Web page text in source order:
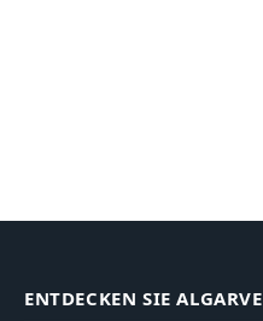
ENTDECKEN SIE ALGARVE